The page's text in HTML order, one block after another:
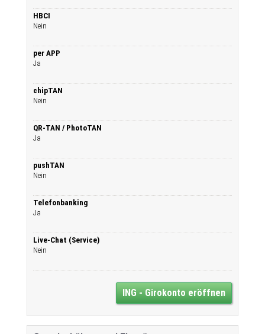
HBCI
Nein
per APP
Ja
chipTAN
Nein
QR-TAN / PhotoTAN
Ja
pushTAN
Nein
Telefonbanking
Ja
Live-Chat (Service)
Nein
ING - Girokonto eröffnen